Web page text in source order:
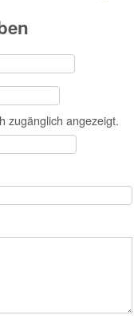
zugänglich angezeigt.